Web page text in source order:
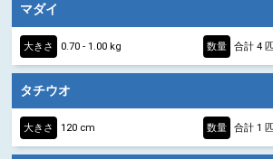
マダイ
大きさ 0.70 - 1.00 kg 数量 合計 4
タチウオ
大きさ 120 cm 数量 合計 1